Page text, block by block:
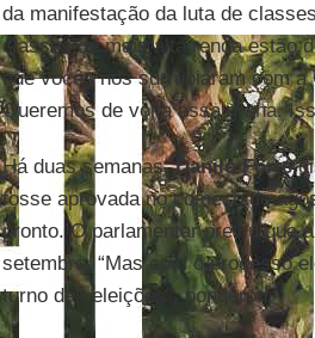
da manifestação da luta de
classes de mais alta renda estão
que vocês nos surrupiaram com
Queremos de volta essa grana.
Há duas semanas,Danilo Forte
fosse aprovada no começo de
pronto. O parlamentar previu que
setembro. “Mas com o processo
turno das eleições”, ponderou.